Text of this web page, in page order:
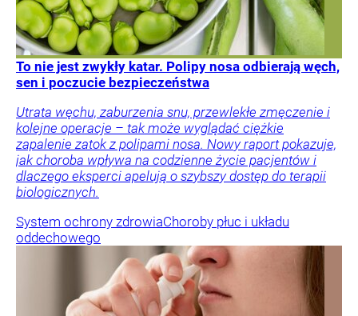
To nie jest zwykły katar. Polipy nosa odbierają węch,
sen i poczucie bezpieczeństwa
Utrata węchu, zaburzenia snu, przewlekłe zmęczenie i
kolejne operacje – tak może wyglądać ciężkie
zapalenie zatok z polipami nosa. Nowy raport pokazuje,
jak choroba wpływa na codzienne życie pacjentów i
dlaczego eksperci apelują o szybszy dostęp do terapii
biologicznych.
System ochrony zdrowiaChoroby płuc i układu
oddechowego